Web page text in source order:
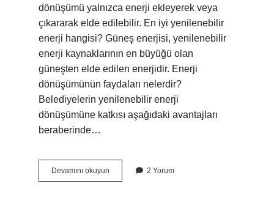
dönüşümü yalnızca enerji ekleyerek veya
çıkararak elde edilebilir. En iyi yenilenebilir
enerji hangisi? Güneş enerjisi, yenilenebilir
enerji kaynaklarının en büyüğü olan
güneşten elde edilen enerjidir. Enerji
dönüşümünün faydaları nelerdir?
Belediyelerin yenilenebilir enerji
dönüşümüne katkısı aşağıdaki avantajları
beraberinde…
Devamını okuyun Yenilenebilir
Enerji
2 Yorum